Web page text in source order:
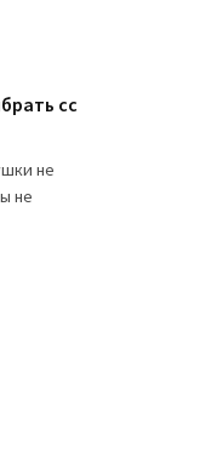
сс
не
не